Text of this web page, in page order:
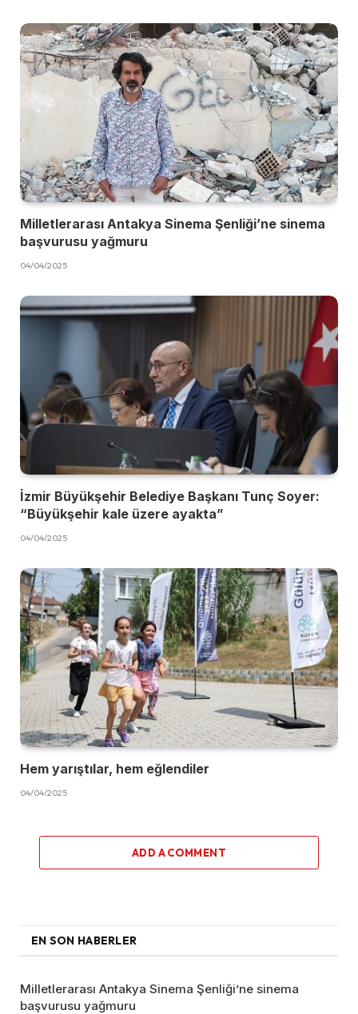
Milletlerarası Antakya Sinema Şenliği’ne sinema
başvurusu yağmuru
04/04/2025
İzmir Büyükşehir Belediye Başkanı Tunç Soyer:
“Büyükşehir kale üzere ayakta”
04/04/2025
Hem yarıştılar, hem eğlendiler
04/04/2025
ADD A COMMENT
EN SON HABERLER
Milletlerarası Antakya Sinema Şenliği’ne sinema
başvurusu yağmuru